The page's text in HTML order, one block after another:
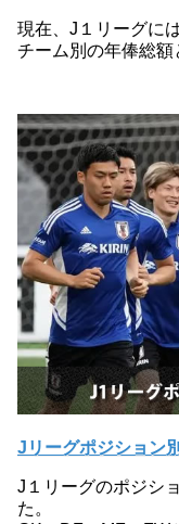
現在、J１リーグに
チーム別の年俸総額
Jリーグポジション
J１リーグのポジシ
た。